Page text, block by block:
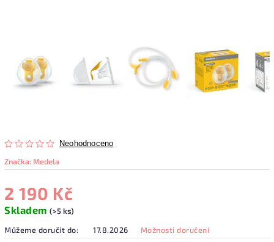
Neohodnoceno
Značka: Medela
2 190 Kč
Skladem (>5 ks)
Můžeme doručit do:
17.8.2026 Možnosti doručení